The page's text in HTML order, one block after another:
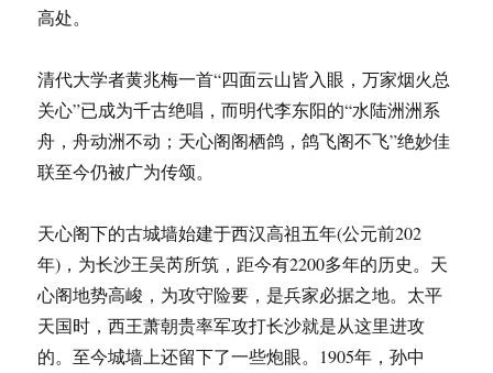
高处。
清代大学者黄兆梅一首“四面云山皆入眼，万家烟火总
关心”已成为千古绝唱，而明代李东阳的“水陆洲洲系
舟，舟动洲不动；天心阁阁栖鸽，鸽飞阁不飞”绝妙佳
联至今仍被广为传颂。
天心阁下的古城墙始建于西汉高祖五年(公元前202
年)，为长沙王吴芮所筑，距今有2200多年的历史。天
心阁地势高峻，为攻守险要，是兵家必据之地。太平
天国时，西王萧朝贵率军攻打长沙就是从这里进攻
的。至今城墙上还留下了一些炮眼。1905年，孙中